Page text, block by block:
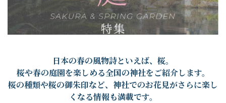
日本の春の風物詩といえば、桜。
桜や春の庭園を楽しめる全国の神社をご紹介します。
桜の種類や桜の御朱印など、神社でのお花見がさらに楽し
くなる情報も満載です。